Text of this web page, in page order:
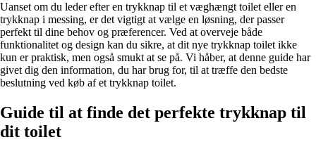
Uanset om du leder efter en trykknap til et væghængt toilet eller en
trykknap i messing, er det vigtigt at vælge en løsning, der passer
perfekt til dine behov og præferencer. Ved at overveje både
funktionalitet og design kan du sikre, at dit nye trykknap toilet ikke
kun er praktisk, men også smukt at se på. Vi håber, at denne guide har
givet dig den information, du har brug for, til at træffe den bedste
beslutning ved køb af et trykknap toilet.
Guide til at finde det perfekte trykknap til
dit toilet